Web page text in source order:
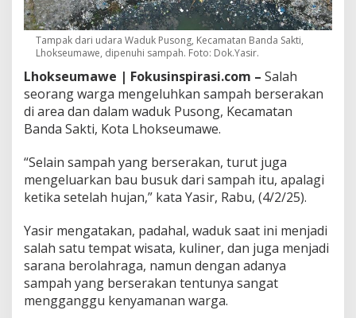
k
L
h
o
s
e
u
m
a
e
G
a
n
g
u
A
k
t
i
Tampak dari udara Waduk Pusong, Kecamatan Banda Sakti,
Lhokseumawe, dipenuhi sampah. Foto: Dok.Yasir.
Lhokseumawe | Fokusinspirasi.com – Salah
seorang warga mengeluhkan sampah berserakan
di area dan dalam waduk Pusong, Kecamatan
Banda Sakti, Kota Lhokseumawe.
“Selain sampah yang berserakan, turut juga
mengeluarkan bau busuk dari sampah itu, apalagi
ketika setelah hujan,” kata Yasir, Rabu, (4/2/25).
Yasir mengatakan, padahal, waduk saat ini menjadi
salah satu tempat wisata, kuliner, dan juga menjadi
sarana berolahraga, namun dengan adanya
sampah yang berserakan tentunya sangat
mengganggu kenyamanan warga.